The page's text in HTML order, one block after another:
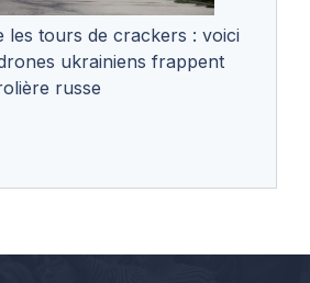
les tours de crackers : voici
ukrainiens frappent
russe